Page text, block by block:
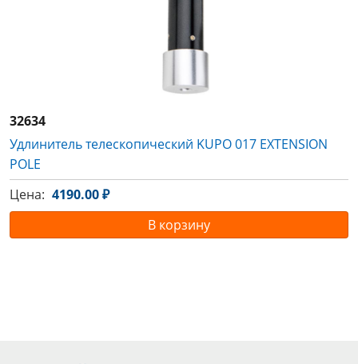
32634
Удлинитель телескопический KUPO 017 EXTENSION
POLE
Цена: 4190.00 ₽
В корзину